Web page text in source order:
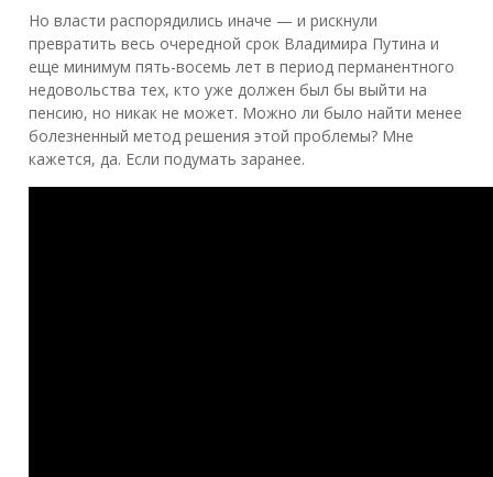
Но власти распорядились иначе — и рискнули
превратить весь очередной срок Владимира Путина и
еще минимум пять-восемь лет в период перманентного
недовольства тех, кто уже должен был бы выйти на
пенсию, но никак не может. Можно ли было найти менее
болезненный метод решения этой проблемы? Мне
кажется, да. Если подумать заранее.